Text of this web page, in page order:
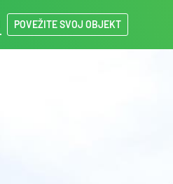
POVEŽITE SVOJ OBJEKT